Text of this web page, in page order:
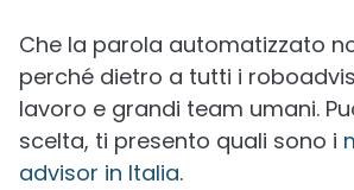
Che la parola automatizzato
perché dietro a tutti i
lavoro e grandi team umani.
scelta, ti presento quali sono i
advisor in Italia.